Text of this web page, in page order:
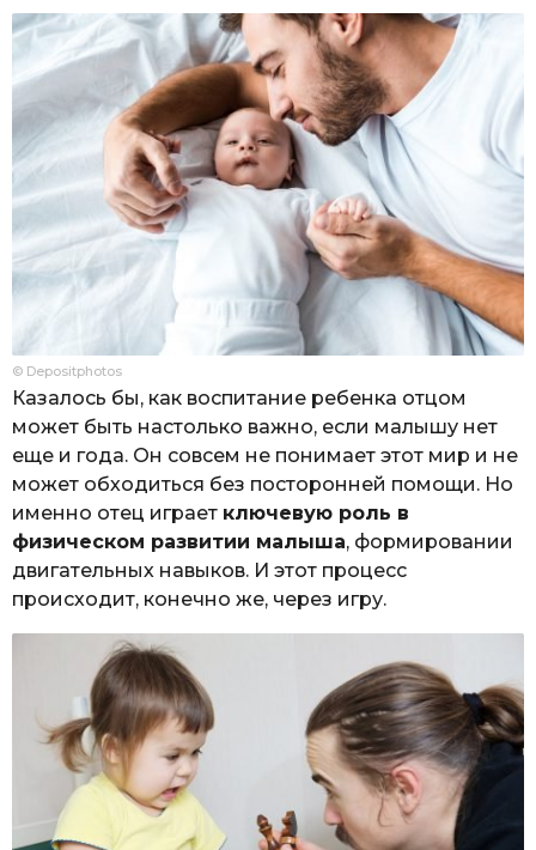
© Depositphotos
Казалось бы, как воспитание ребенка отцом
может быть настолько важно, если малышу нет
еще и года. Он совсем не понимает этот мир и не
может обходиться без посторонней помощи. Но
именно отец играет ключевую роль в
физическом развитии малыша, формировании
двигательных навыков. И этот процесс
происходит, конечно же, через игру.